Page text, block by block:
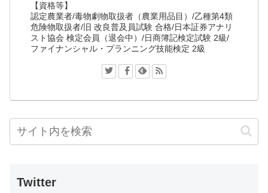
【資格等】
認定農業者/毒物劇物取扱者（農業用品目）/乙種第4類
危険物取扱者/旧 改良普及員試験 合格/日本証券アナリ
スト協会 検定会員（退会中）/日商簿記検定試験 2級/
ファイナンシャル・プランニング技能検定 2級
Twitter